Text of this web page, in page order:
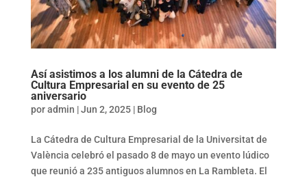
Así asistimos a los alumni de la Cátedra de
Cultura Empresarial en su evento de 25
aniversario
poradmin |Jun 2, 2025| Blog
La Cátedra de Cultura Empresarial de la Universitat de
València celebró el pasado 8 de mayo un evento lúdico
que reunió a 235 antiguos alumnos en La Rambleta. El